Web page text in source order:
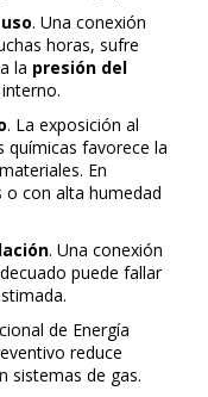
. Una conexión
horas, sufre
la presión del
. La exposición al
químicas favorece la
En
con alta humedad
. Una conexión
puede fallar
de Energía
reduce
sistemas de gas.